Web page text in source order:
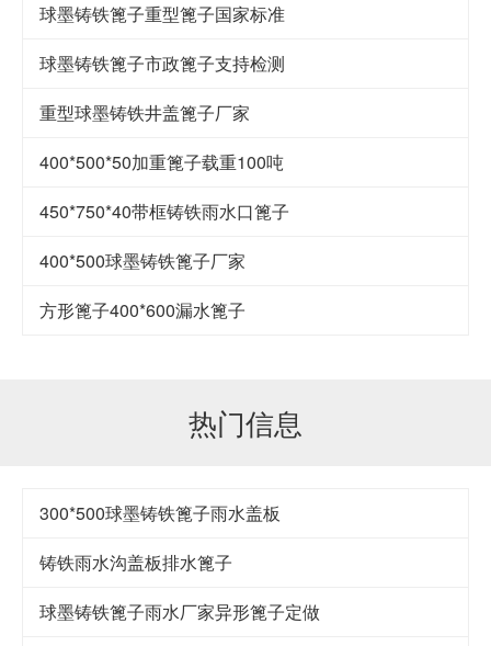
球墨铸铁篦子重型篦子国家标准
球墨铸铁篦子市政篦子支持检测
重型球墨铸铁井盖篦子厂家
400*500*50加重篦子载重100吨
450*750*40带框铸铁雨水口篦子
400*500球墨铸铁篦子厂家
方形篦子400*600漏水篦子
热门信息
300*500球墨铸铁篦子雨水盖板
铸铁雨水沟盖板排水篦子
球墨铸铁篦子雨水厂家异形篦子定做